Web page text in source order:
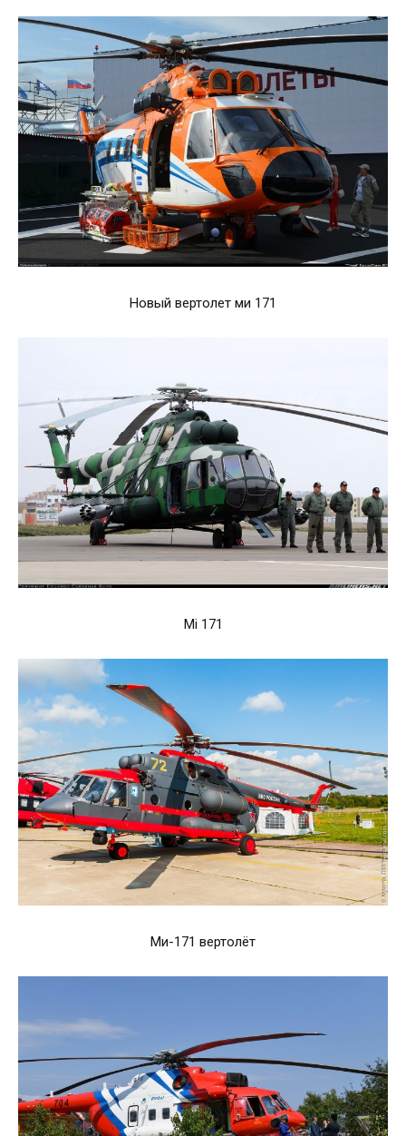
Новый вертолет ми 171
Mi 171
Ми-171 вертолёт